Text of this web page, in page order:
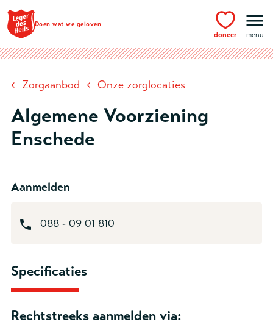
Ga naar hoofdinhoud
Doen wat we geloven
doneer menu
‹ Zorgaanbod ‹ Onze zorglocaties
Algemene Voorziening
Enschede
Aanmelden
088 - 09 01 810
Specificaties
Rechtstreeks aanmelden via: